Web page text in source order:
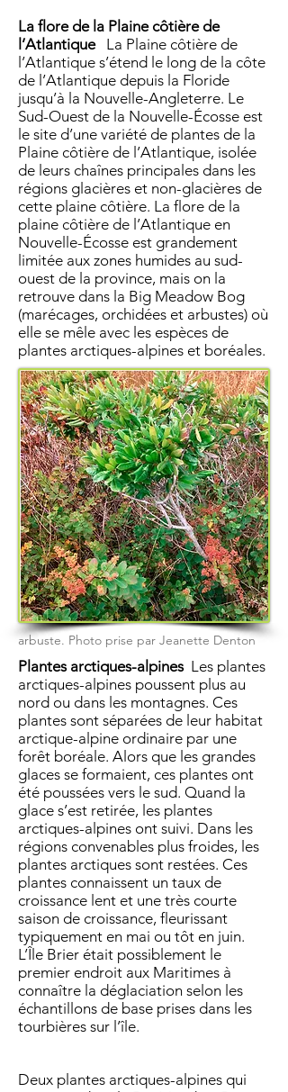
La flore de la Plaine côtière de
l’Atlantique La Plaine côtière de
l’Atlantique s’étend le long de la côte
de l’Atlantique depuis la Floride
jusqu’à la Nouvelle-Angleterre. Le
Sud-Ouest de la Nouvelle-Écosse est
le site d’une variété de plantes de la
Plaine côtière de l’Atlantique, isolée
de leurs chaînes principales dans les
régions glacières et non-glacières de
cette plaine côtière. La flore de la
plaine côtière de l’Atlantique en
Nouvelle-Écosse est grandement
limitée aux zones humides au sud-
ouest de la province, mais on la
retrouve dans la Big Meadow Bog
(marécages, orchidées et arbustes) où
elle se mêle avec les espèces de
plantes arctiques-alpines et boréales.
arbuste. Photo prise par Jeanette Denton
Plantes arctiques-alpines Les plantes
arctiques-alpines poussent plus au
nord ou dans les montagnes. Ces
plantes sont séparées de leur habitat
arctique-alpine ordinaire par une
forêt boréale. Alors que les grandes
glaces se formaient, ces plantes ont
été poussées vers le sud. Quand la
glace s’est retirée, les plantes
arctiques-alpines ont suivi. Dans les
régions convenables plus froides, les
plantes arctiques sont restées. Ces
plantes connaissent un taux de
croissance lent et une très courte
saison de croissance, fleurissant
typiquement en mai ou tôt en juin.
L’Île Brier était possiblement le
premier endroit aux Maritimes à
connaître la déglaciation selon les
échantillons de base prises dans les
tourbières sur l’île.
Deux plantes arctiques-alpines qui